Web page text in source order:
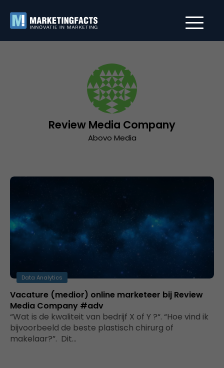
Review Media Company
Abovo Media
Data Analytics
Vacature (medior) online marketeer bij Review
Media Company #adv
“Wat is de kwaliteit van bedrijf X of Y ?“. “Hoe vind ik
bijvoorbeeld de beste plastisch chirurg of
makelaar?”. Dit…